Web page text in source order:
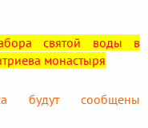
святой воды в
монастыря
будут сообщены